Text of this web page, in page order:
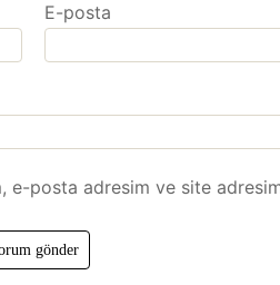
E-posta
e-posta adresim ve site